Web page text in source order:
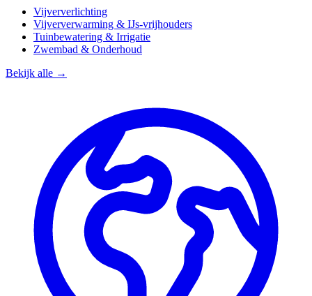
Vijververlichting
Vijververwarming & IJs-vrijhouders
Tuinbewatering & Irrigatie
Zwembad & Onderhoud
Bekijk alle →